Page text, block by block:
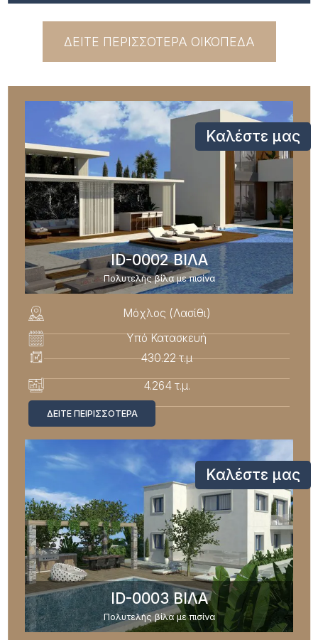
ΔΕΙΤΕ ΠΕΡΙΣΣΟΤΕΡΑ ΟΙΚΟΠΕΔΑ
Καλέστε μας
ID-0002 ΒΙΛΑ
Πολυτελής βίλα με πισίνα
Μόχλος (Λασίθι)
Υπό Κατασκευή
430.22 τ.μ
4.264 τ.μ.
ΔΕΊΤΕ ΠΕΙΡΙΣΣΌΤΕΡΑ
Καλέστε μας
ID-0003 ΒΙΛΑ
Πολυτελής βίλα με πισίνα